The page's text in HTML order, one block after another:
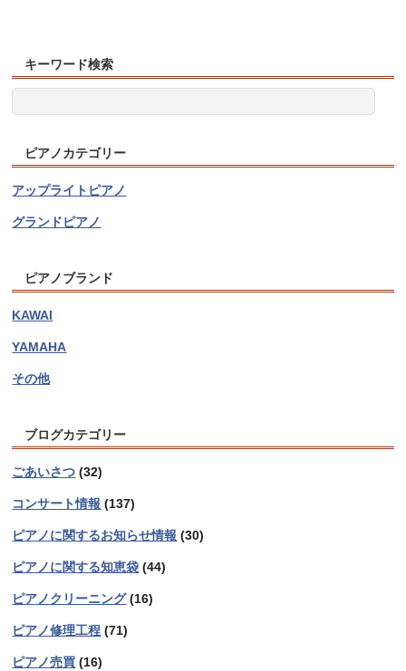
キーワード検索
ピアノカテゴリー
アップライトピアノ
グランドピアノ
ピアノブランド
KAWAI
YAMAHA
その他
ブログカテゴリー
ごあいさつ (32)
コンサート情報 (137)
ピアノに関するお知らせ情報 (30)
ピアノに関する知恵袋 (44)
ピアノクリーニング(16)
ピアノ修理工程 (71)
ピアノ売買 (16)